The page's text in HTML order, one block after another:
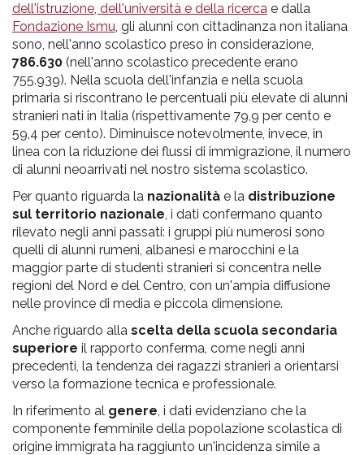
dell'istruzione, dell'università e della ricerca e dalla
Fondazione Ismu, gli alunni con cittadinanza non italiana
sono, nell'anno scolastico preso in considerazione,
786.630 (nell'anno scolastico precedente erano
755.939). Nella scuola dell'infanzia e nella scuola
primaria si riscontrano le percentuali più elevate di alunni
stranieri nati in Italia (rispettivamente 79,9 per cento e
59,4 per cento). Diminuisce notevolmente, invece, in
linea con la riduzione dei flussi di immigrazione, il numero
di alunni neoarrivati nel nostro sistema scolastico.
Per quanto riguarda la nazionalità e la distribuzione
sul territorio nazionale, i dati confermano quanto
rilevato negli anni passati: i gruppi più numerosi sono
quelli di alunni rumeni, albanesi e marocchini e la
maggior parte di studenti stranieri si concentra nelle
regioni del Nord e del Centro, con un'ampia diffusione
nelle province di media e piccola dimensione.
Anche riguardo alla scelta della scuola secondaria
superiore il rapporto conferma, come negli anni
precedenti, la tendenza dei ragazzi stranieri a orientarsi
verso la formazione tecnica e professionale.
In riferimento al genere, i dati evidenziano che la
componente femminile della popolazione scolastica di
origine immigrata ha raggiunto un'incidenza simile a